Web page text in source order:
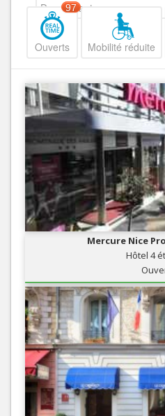
Decroissant
Ouverts
97
Mobilité réduite
Mercure Nice
Hôtel 4